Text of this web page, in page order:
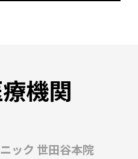
機関
ック 世田谷本院